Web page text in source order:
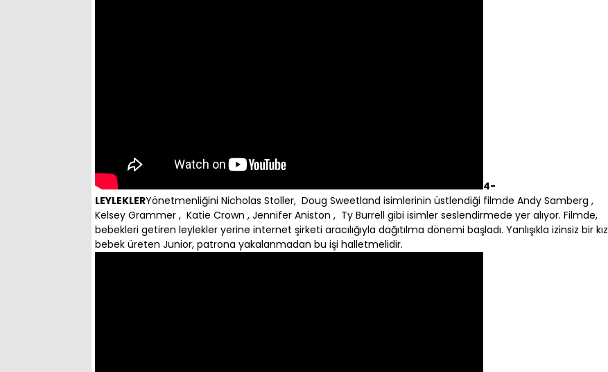
4-
LEYLEKLERYönetmenliğini Nicholas Stoller, Doug Sweetland isimlerinin üstlendiği filmde Andy Samberg ,
Kelsey Grammer , Katie Crown , Jennifer Aniston , Ty Burrell gibi isimler seslendirmede yer alıyor. Filmde,
bebekleri getiren leylekler yerine internet şirketi aracılığıyla dağıtılma dönemi başladı. Yanlışıkla izinsiz bir kız
bebek üreten Junior, patrona yakalanmadan bu işi halletmelidir.